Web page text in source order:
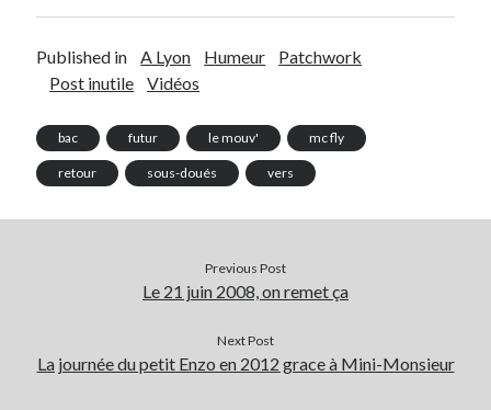
Published in A Lyon Humeur
Patchwork
Post inutile
Vidéos
bac futur le mouv' mc fly
retour sous-doués vers
Previous Post
Le 21 juin 2008, on remet ça
Next Post
La journée du petit Enzo en 2012 grace à Mini-Monsieur